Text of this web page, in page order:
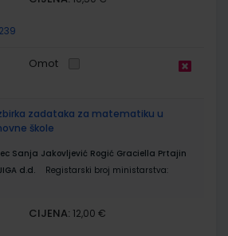
Omot
zbirka zadataka za matematiku u
škole
Sanja Jakovljević Rogić Graciella Prtajin
d.d.
Registarski broj ministarstva:
CIJENA: 12,00 €